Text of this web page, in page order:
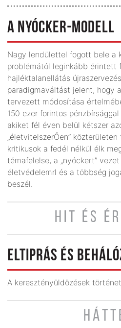
A NYÓCKER-MODELL
Nagy lendülettel fogott bele a
problémától leginkább érintett
hajléktalanellátás
paradigmaváltást jelent, hogy
tervezett módosítása
150 ezer forintos
akiket fél éven belül kétszer
„életvitelszerŐen”
kritikusok a fedél nélkül élk
témafelelse, a „nyóckert”
életvédelemrl és a többség
beszél.
HIT ÉS
ELTIPRÁS ÉS
A keresztényüldözések